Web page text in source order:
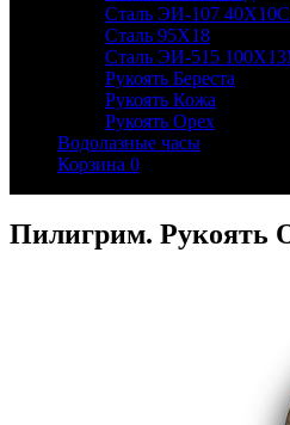
Сталь ЭИ-107
Сталь 95Х18
Сталь ЭИ-515
Рукоять Береста
Рукоять Кожа
Рукоять Орех
Водолазные часы
Корзина 0
Пилигрим. Рукоять